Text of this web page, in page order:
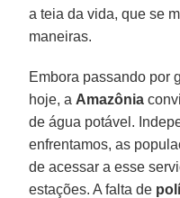
a teia da vida, que se
maneiras.
Embora passando por
hoje, a Amazônia
de água potável.
enfrentamos, as
de acessar a esse
estações. A falta de